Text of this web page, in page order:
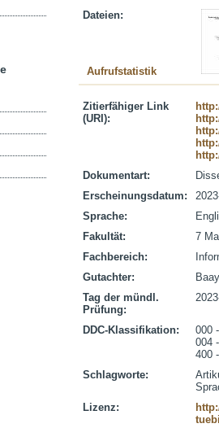
Dateien:
Aufrufstatistik
Zitierfähiger Link
(URI):
Dokumentart:
Erscheinungsdatum:
Sprache:
Fakultät:
7
Fachbereich:
Gutachter:
Tag der mündl.
Prüfung:
DDC-Klassifikation:
000
004
400
Schlagworte:
Lizenz: